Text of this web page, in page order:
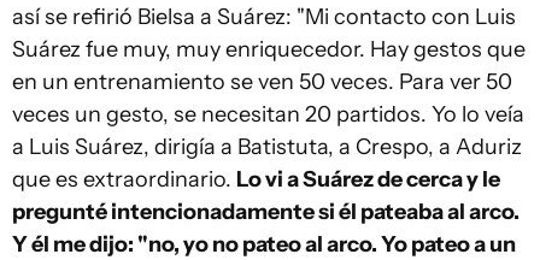
así se refirió Bielsa a Suárez: "Mi contacto con Luis
Suárez fue muy, muy enriquecedor. Hay gestos que
en un entrenamiento se ven 50 veces. Para ver 50
veces un gesto, se necesitan 20 partidos. Yo lo veía
a Luis Suárez, dirigía a Batistuta, a Crespo, a Aduriz
que es extraordinario. Lo vi a Suárez de cerca y le
pregunté intencionadamente si él pateaba al arco.
Y él me dijo: "no, yo no pateo al arco. Yo pateo a un